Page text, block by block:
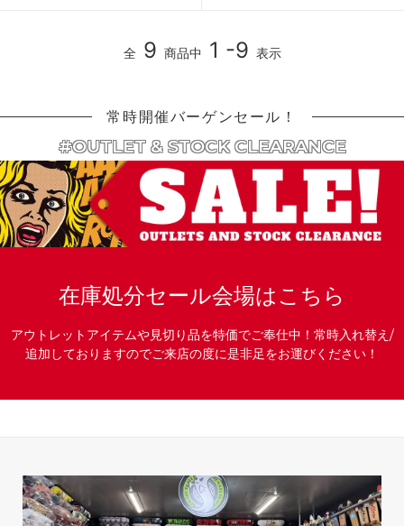
全 9 商品中 1 -9 表示
常時開催バーゲンセール！
#OUTLET & STOCK CLEARANCE
在庫処分セール会場はこちら
アウトレットアイテムや見切り品を特価でご奉仕中！常時入れ替え/
追加しておりますのでご来店の度に是非足をお運びください！